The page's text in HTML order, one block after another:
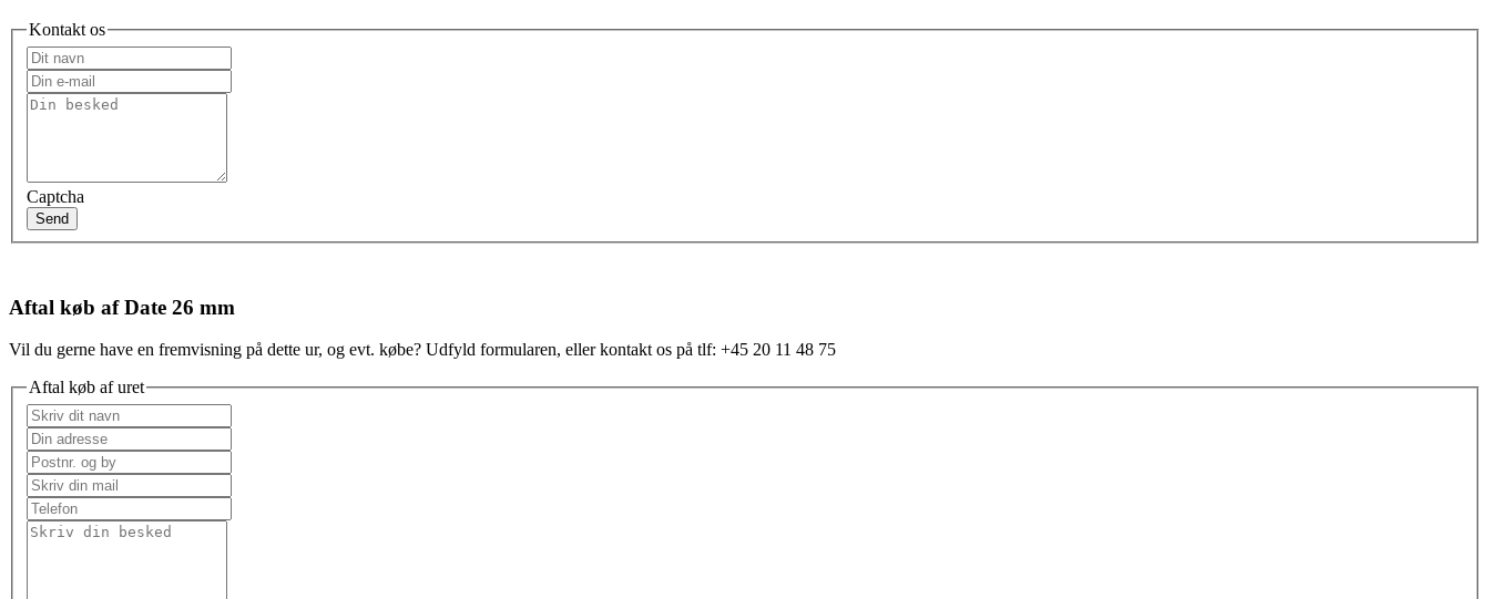
Kontakt os
Captcha
Send
Aftal køb af Date 26 mm
Vil du gerne have en fremvisning på dette ur, og evt. købe? Udfyld formularen, eller kontakt os på tlf: +45 20 11 48 75
Aftal køb af uret